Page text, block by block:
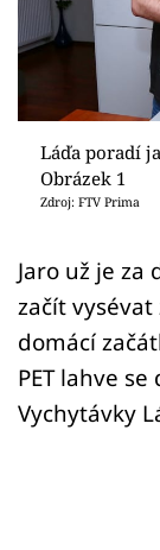
Sledujte
Sledujte nás
Láďa poradí
Obrázek 1
Zdroj: FTV Prima
Jaro už je
začít
domácí
PET lahve
Vychytávky